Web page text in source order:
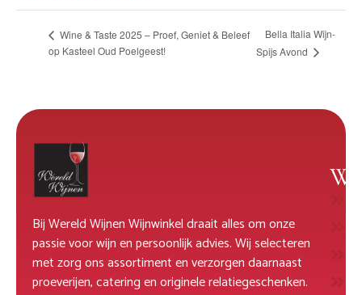
Wine & Taste 2025 – Proef, Geniet & Beleef
op Kasteel Oud Poelgeest!
Bella Italia Wijn-
Spijs Avond
Bij Wereld Wijnen Wijnwinkel draait alles om onze
passie voor wijn en persoonlijk advies. Wij selecteren
met zorg ons assortiment en verzorgen daarnaast
proeverijen, catering en originele relatiegeschenken.